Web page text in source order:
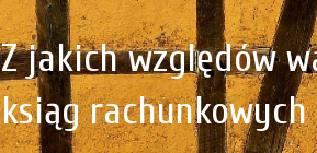
Z jakich względów
ksiąg